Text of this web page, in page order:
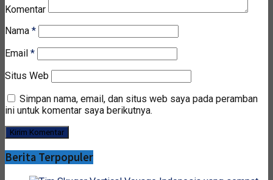
Komentar
Nama *
Email *
Situs Web
Simpan nama, email, dan situs web saya pada peramban
ini untuk komentar saya berikutnya.
Berita Terpopuler